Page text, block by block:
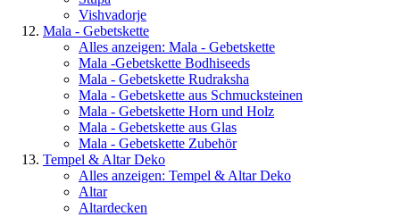
Vishvadorje
Mala - Gebetskette
Alles anzeigen: Mala - Gebetskette
Mala -Gebetskette Bodhiseeds
Mala - Gebetskette Rudraksha
Mala - Gebetskette aus Schmucksteinen
Mala - Gebetskette Horn und Holz
Mala - Gebetskette aus Glas
Mala - Gebetskette Zubehör
Tempel & Altar Deko
Alles anzeigen: Tempel & Altar Deko
Altar
Altardecken